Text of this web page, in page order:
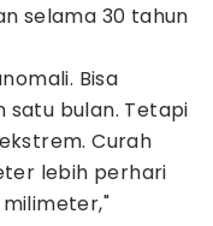
selama 30 tahun
Bisa
bulan. Tetapi
Curah
lebih perhari